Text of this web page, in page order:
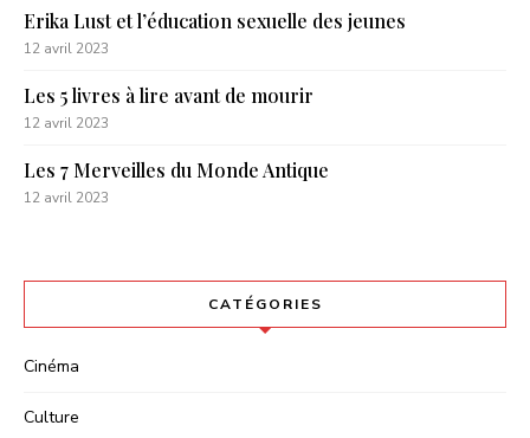
Erika Lust et l’éducation sexuelle des jeunes
12 avril 2023
Les 5 livres à lire avant de mourir
12 avril 2023
Les 7 Merveilles du Monde Antique
12 avril 2023
CATÉGORIES
Cinéma
Culture